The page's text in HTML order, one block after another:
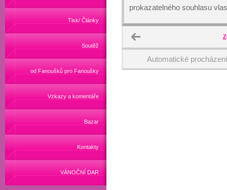
Tisk/ Články
Soutěž
od Fanoušků pro Fanoušky
Vzkazy a komentáře
Bazar
Kontakty
VÁNOČNÍ DAR
prokazatelného souhlasu
Automatické